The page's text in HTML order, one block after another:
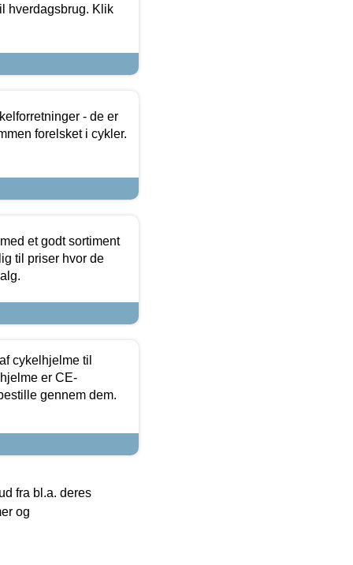
hverdagsbrug. Klik
- de er
forelsket i cykler.
et godt sortiment
til priser hvor de
cykelhjelme til
er CE-
gennem dem.
fra bl.a. deres
og